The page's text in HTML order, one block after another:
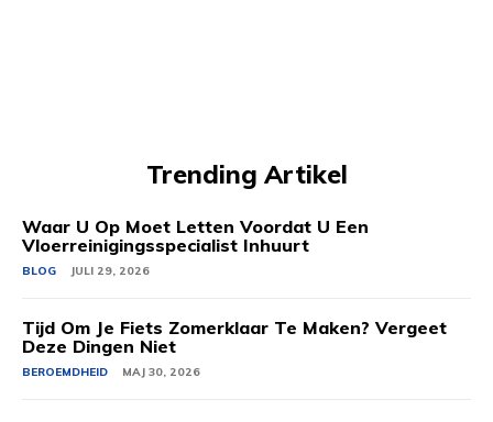
Trending Artikel
Waar U Op Moet Letten Voordat U Een
Vloerreinigingsspecialist Inhuurt
BLOG JULI 29, 2026
Tijd Om Je Fiets Zomerklaar Te Maken? Vergeet
Deze Dingen Niet
BEROEMDHEID MAJ 30, 2026